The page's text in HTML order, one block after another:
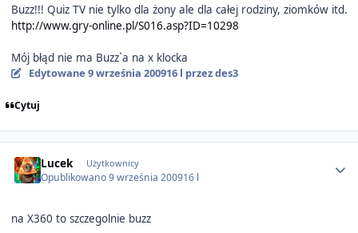
Buzz!!! Quiz TV nie tylko dla żony ale dla całej rodziny, ziomków itd.
http://www.gry-online.pl/S016.asp?ID=10298
Mój błąd nie ma Buzz`a na x klocka
Edytowane 9 września 200916 l przez des3
Cytuj
Lucek Użytkownicy
Opublikowano9 września 200916 l
na X360 to szczegolnie buzz